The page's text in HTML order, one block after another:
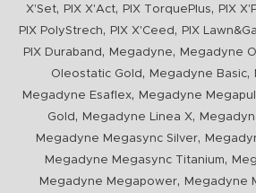
X'Set, PIX X'Act, PIX TorquePlus, PIX
PIX PolyStrech, PIX X'Ceed , PIX
PIX Duraband , Megadyne, Megadyne
Oleostatic Gold , Megadyne Basic,
Megadyne Esaflex, Megadyne
Gold , Megadyne Linea X,
Megadyne Megasync Silver,
Megadyne Megasync Titanium,
Megadyne Megapower, Megadyne